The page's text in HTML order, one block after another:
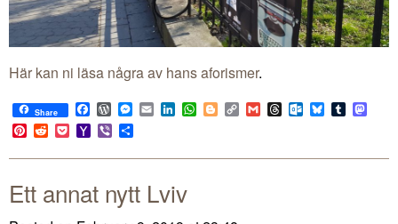
Här kan ni läsa några av hans aforismer.
Share Facebook
WordPress
Messenger
EmailLinkedIn
WhatsApp
BloggerCopy
Link
GmailThreadsOutlook.com
BlueskyTumblr
Pinterest
RedditPocketYahoo
Mail
Viber
Ett annat nytt Lviv